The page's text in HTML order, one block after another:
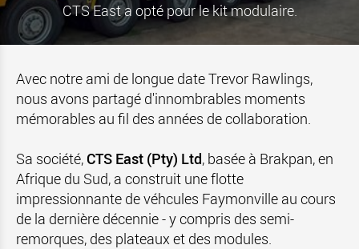
CTS East a opté pour le kit modulaire.
Avec notre ami de longue date Trevor Rawlings,
nous avons partagé d'innombrables moments
mémorables au fil des années de collaboration.
Sa société, CTS East (Pty) Ltd, basée à Brakpan, en
Afrique du Sud, a construit une flotte
impressionnante de véhcules Faymonville au cours
de la dernière décennie - y compris des semi-
remorques, des plateaux et des modules.